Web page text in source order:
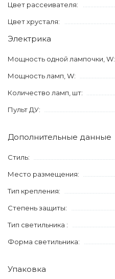
Цвет рассеивателя:
Цвет хрусталя:
Электрика
Мощность одной лампочки, W:
Мощность ламп, W:
Количество ламп, шт:
Пульт ДУ:
Дополнительные данные
Стиль:
Место размещения:
Тип крепления:
Степень защиты:
Тип светильника :
Форма светильника:
Упаковка